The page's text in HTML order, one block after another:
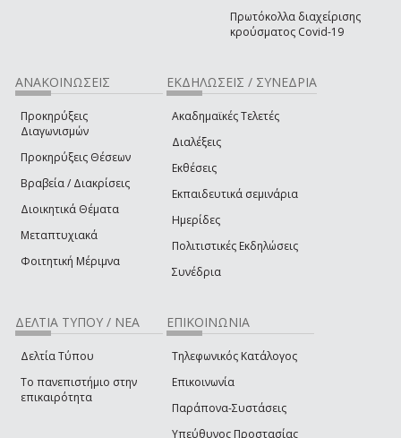
Πρωτόκολλα διαχείρισης
κρούσματος Covid-19
ΑΝΑΚΟΙΝΩΣΕΙΣ
Προκηρύξεις
Διαγωνισμών
Προκηρύξεις Θέσεων
Βραβεία / Διακρίσεις
Διοικητικά Θέματα
Μεταπτυχιακά
Φοιτητική Μέριμνα
ΕΚΔΗΛΩΣΕΙΣ / ΣΥΝΕΔΡΙΑ
Ακαδημαϊκές Τελετές
Διαλέξεις
Εκθέσεις
Εκπαιδευτικά σεμινάρια
Ημερίδες
Πολιτιστικές Εκδηλώσεις
Συνέδρια
ΔΕΛΤΙΑ ΤΥΠΟΥ / ΝΕΑ
Δελτία Τύπου
Το πανεπιστήμιο στην
επικαιρότητα
ΕΠΙΚΟΙΝΩΝΙΑ
Τηλεφωνικός Κατάλογος
Επικοινωνία
Παράπονα-Συστάσεις
Υπεύθυνος Προστασίας